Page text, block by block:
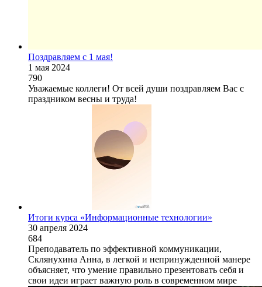
Поздравляем с 1 мая!
1 мая 2024
790
Уважаемые коллеги! От всей души поздравляем Вас с
праздником весны и труда!
Итоги курса «Информационные технологии»
30 апреля 2024
684
Преподаватель по эффективной коммуникации,
Склянухина Анна, в легкой и непринужденной манере
объясняет, что умение правильно презентовать себя и
свои идеи играет важную роль в современном мире